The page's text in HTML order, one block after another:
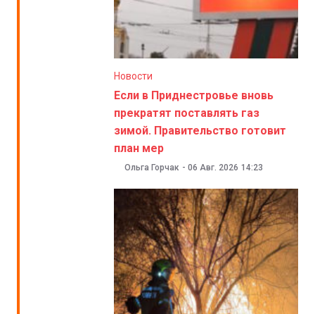
Новости
Если в Приднестровье вновь
прекратят поставлять газ
зимой. Правительство готовит
план мер
Ольга Горчак - 06 Авг. 2026 14:23